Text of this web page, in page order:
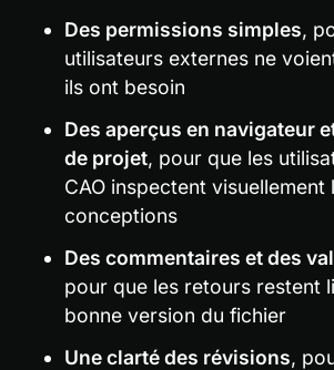
Des permissions simples,
utilisateurs externes ne
ils ont besoin
Des aperçus en navigateur
de projet, pour que les
CAO inspectent visuellement
conceptions
Des commentaires et des
pour que les retours restent
bonne version du fichier
Une clarté des révisions,